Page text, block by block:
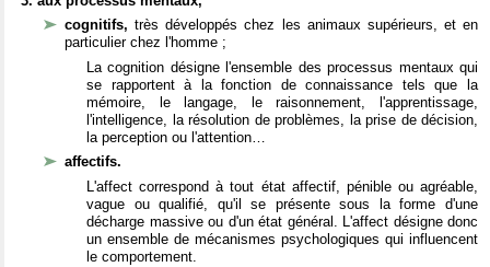
cognitifs,très développés chez les animaux supérieurs, et en
particulier chez l'homme ;
La cognition désigne l'ensemble des processus mentaux qui
se rapportent à la fonction de connaissance tels que la
mémoire, le langage, le raisonnement, l'apprentissage,
l'intelligence, la résolution de problèmes, la prise de décision,
la perception ou l'attention…
affectifs.
L'affect correspond à tout état affectif, pénible ou agréable,
vague ou qualifié, qu'il se présente sous la forme d'une
décharge massive ou d'un état général. L'affect désigne donc
un ensemble de mécanismes psychologiques qui influencent
le comportement.